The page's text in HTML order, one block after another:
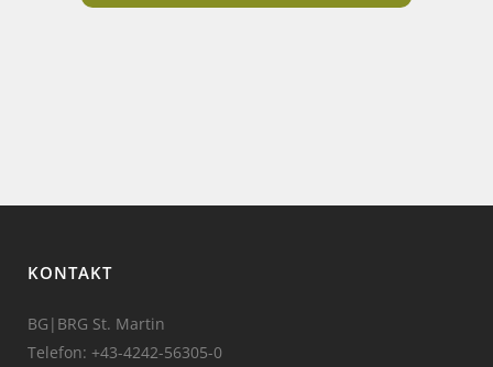
KONTAKT
BG|BRG St. Martin
Telefon: +43-4242-56305-0